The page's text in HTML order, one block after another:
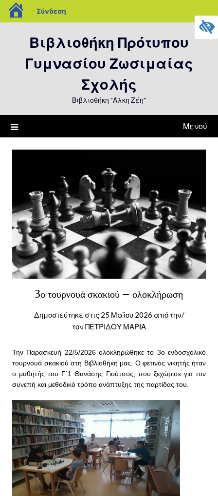
blogs.sch.gr
Σύνδεση
περιεχόμενο
Βιβλιοθήκη Πρότυπου
Γυμνασίου Ζωσιμαίας
Σχολής
Βιβλιοθήκη "Άλκη Ζέη"
Μενού
3ο τουρνουά σκακιού – ολοκλήρωση
Δημοσιεύτηκε στις 25 Μαΐου 2026 από την/
τον ΠΕΤΡΙΔΟΥ ΜΑΡΙΑ
Την Παρασκευή 22/5/2026 ολοκληρώθηκε το 3ο ενδοσχολικό
τουρνουά σκακιού στη Βιβλιοθήκη μας. Ο φετινός νικητής ήταν
ο μαθητής του Γ΄1 Θανάσης Γιούτσος, που ξεχώρισε για τον
συνεπή και μεθοδικό τρόπο ανάπτυξης της παρτίδας του.